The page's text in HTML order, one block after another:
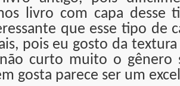
livro com capa desse
que esse tipo de
pois eu gosto da
curto muito o gênero
gosta parece ser um